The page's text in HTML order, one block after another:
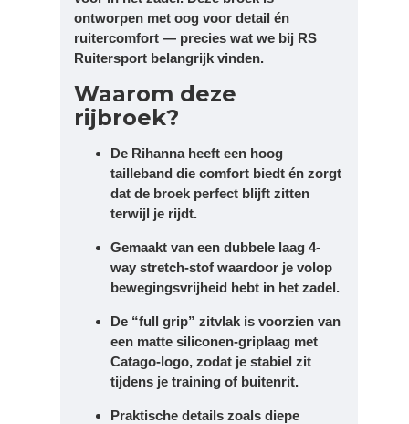
ontworpen met oog voor detail én
ruitercomfort — precies wat we bij RS
Ruitersport belangrijk vinden.
Waarom deze
rijbroek?
De Rihanna heeft een hoog
tailleband die comfort biedt én zorgt
dat de broek perfect blijft zitten
terwijl je rijdt.
Gemaakt van een dubbele laag 4-
way stretch-stof waardoor je volop
bewegingsvrijheid hebt in het zadel.
De “full grip” zitvlak is voorzien van
een matte siliconen-griplaag met
Catago-logo, zodat je stabiel zit
tijdens je training of buitenrit.
Praktische details zoals diepe